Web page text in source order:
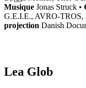
Musique Jonas Struck •
G.E.I.E., AVRO-
projection Danish
Lea Glob